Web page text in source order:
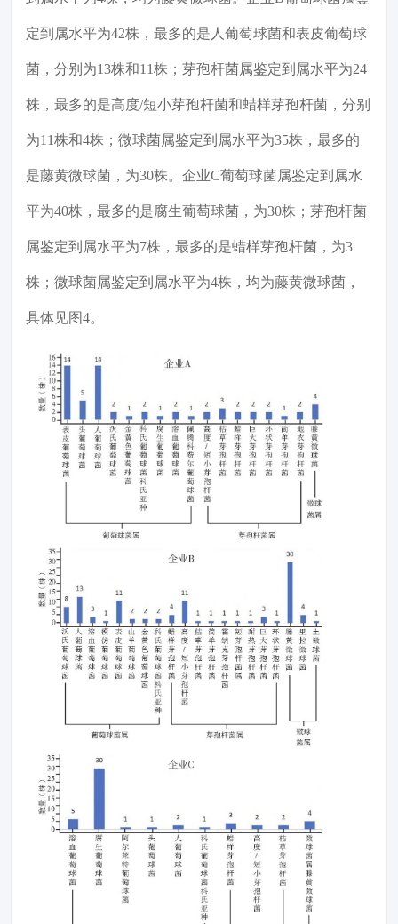
定到属水平为42株，最多的是人葡萄球菌和表皮葡萄球
菌，分别为13株和11株；芽孢杆菌属鉴定到属水平为24
株，最多的是高度/短小芽孢杆菌和蜡样芽孢杆菌，分别
为11株和4株；微球菌属鉴定到属水平为35株，最多的
是藤黄微球菌，为30株。企业C葡萄球菌属鉴定到属水
平为40株，最多的是腐生葡萄球菌，为30株；芽孢杆菌
属鉴定到属水平为7株，最多的是蜡样芽孢杆菌，为3
株；微球菌属鉴定到属水平为4株，均为藤黄微球菌，
具体见图4。